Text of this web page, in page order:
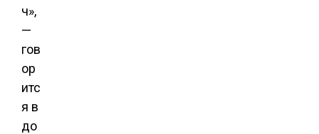
ч»,
—
гов
ор
итс
я в
до